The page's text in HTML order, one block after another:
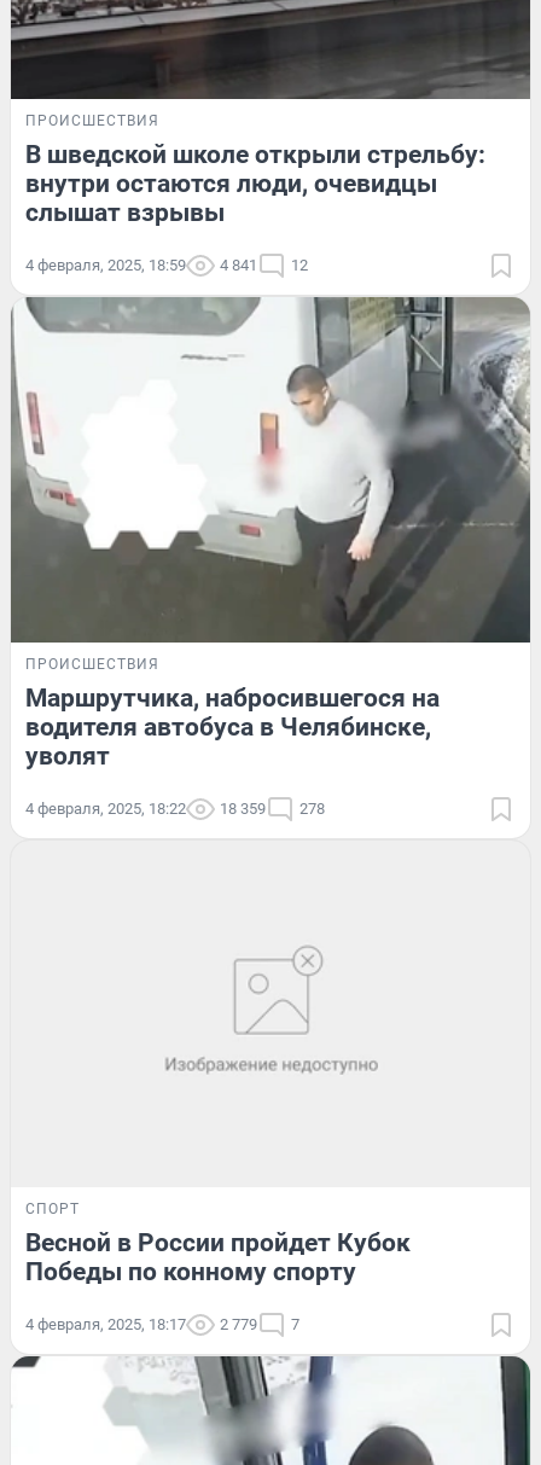
ПРОИСШЕСТВИЯ
В шведской школе открыли стрельбу:
внутри остаются люди, очевидцы
слышат взрывы
4 февраля, 2025, 18:59 4 841 12
ПРОИСШЕСТВИЯ
Маршрутчика, набросившегося на
водителя автобуса в Челябинске,
уволят
4 февраля, 2025, 18:22 18 359 278
СПОРТ
Весной в России пройдет Кубок
Победы по конному спорту
4 февраля, 2025, 18:17 2 779 7